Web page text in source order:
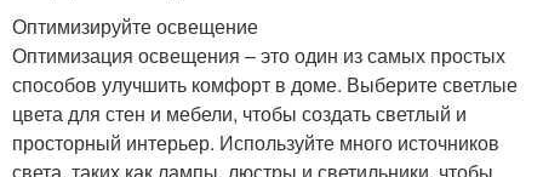
Оптимизируйте освещение
Оптимизация освещения – это один из самых простых
способов улучшить комфорт в доме. Выберите светлые
цвета для стен и мебели, чтобы создать светлый и
просторный интерьер. Используйте много источников